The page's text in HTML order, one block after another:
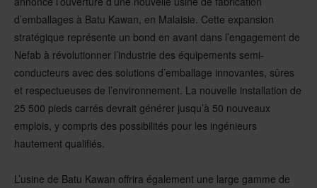
d’emballages à Batu Kawan, en Malaisie. Cette expansion
stratégique représente un bond en avant dans l’engagement de
Nefab à révolutionner l’industrie des équipements semi-
conducteurs avec des solutions d’emballage innovantes, sûres
et respectueuses de l’environnement. La nouvelle installation de
25 500 pieds carrés devrait générer jusqu’à 50 nouveaux
emplois, y compris des possibilités pour les ingénieurs
hautement qualifiés.
L’usine de Batu Kawan offrira également une large gamme de